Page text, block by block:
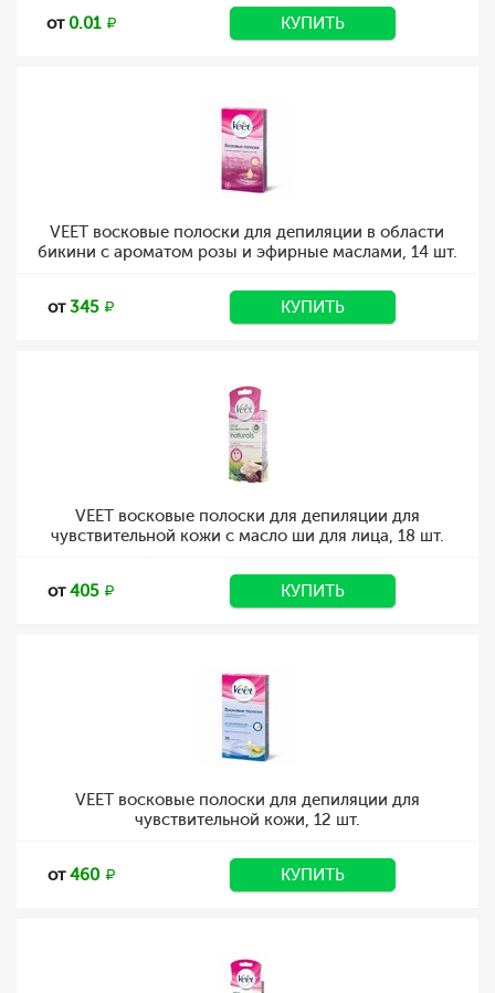
от 0.01 КУПИТЬ
VEET восковые полоски для депиляции в области
бикини с ароматом розы и эфирные маслами, 14 шт.
от345 КУПИТЬ
VEET восковые полоски для депиляции для
чувствительной кожи с масло ши для лица, 18 шт.
от405 КУПИТЬ
VEET восковые полоски для депиляции для
чувствительной кожи, 12 шт.
от460 КУПИТЬ